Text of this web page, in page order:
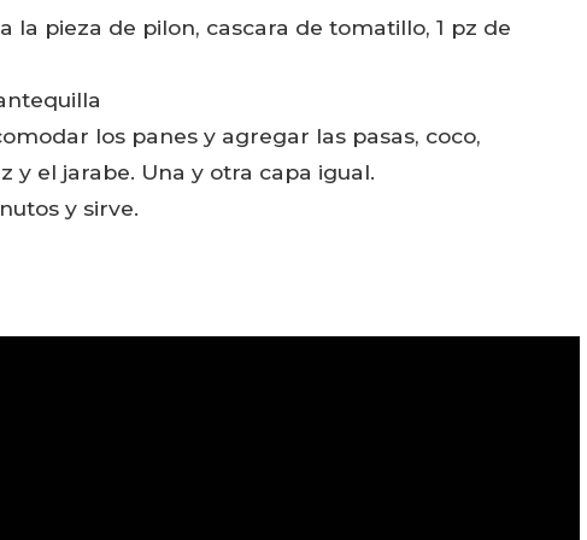
la pieza de pilon, cascara de tomatillo, 1 pz de
los panes y agregar las pasas, coco,
y el jarabe. Una y otra capa igual.
y sirve.